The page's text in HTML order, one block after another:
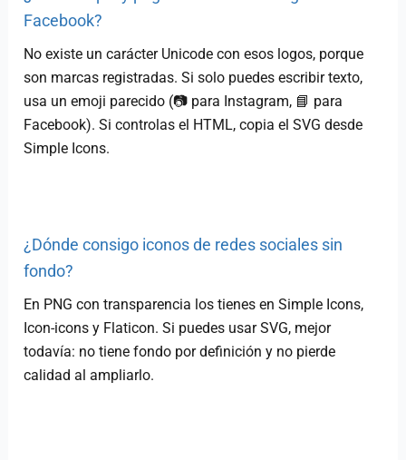
Facebook?
No existe un carácter Unicode con esos logos, porque
son marcas registradas. Si solo puedes escribir texto,
usa un emoji parecido (📷 para Instagram, 📘 para
Facebook). Si controlas el HTML, copia el SVG desde
Simple Icons.
¿Dónde consigo iconos de redes sociales sin
fondo?
En PNG con transparencia los tienes en Simple Icons,
Icon-icons y Flaticon. Si puedes usar SVG, mejor
todavía: no tiene fondo por definición y no pierde
calidad al ampliarlo.